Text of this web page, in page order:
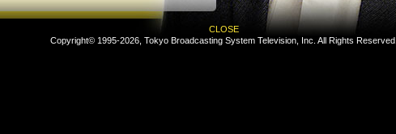
CLOSE
Copyright© 1995-2026, Tokyo Broadcasting System Television, Inc. All Rights Reserved.